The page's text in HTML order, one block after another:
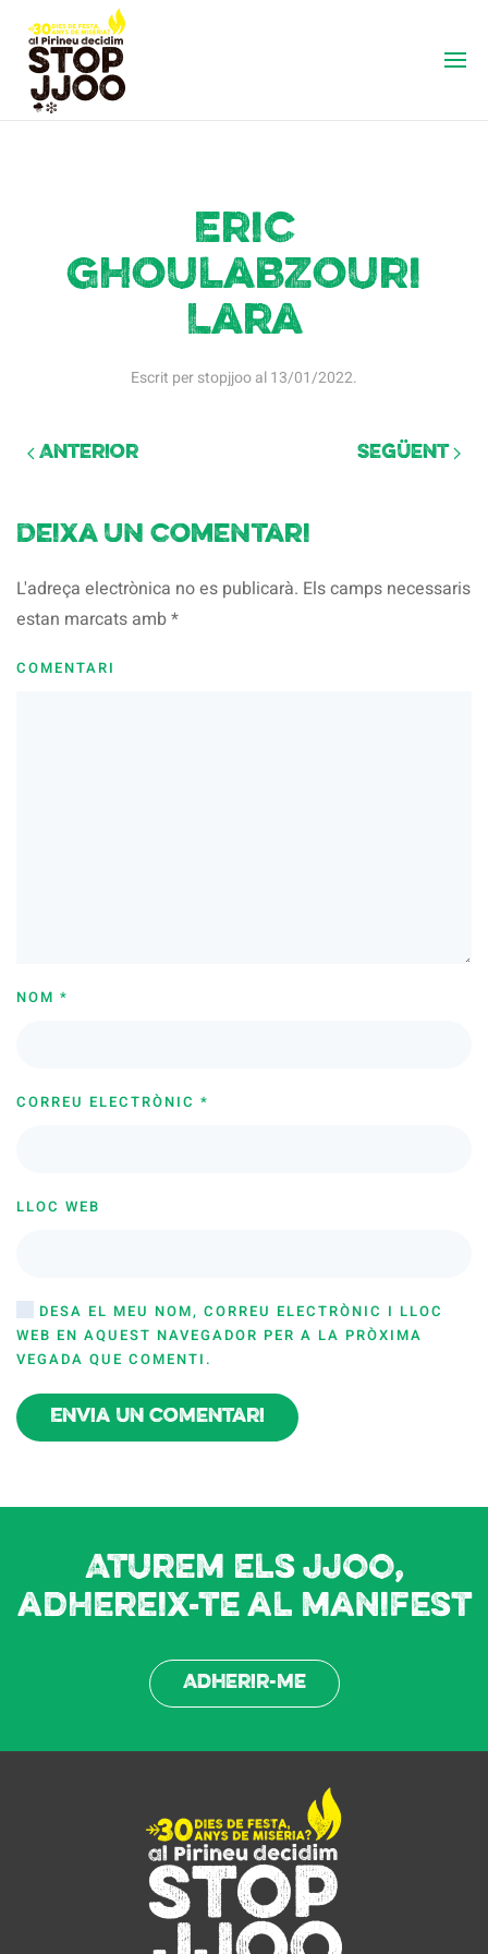
Eric
Ghoulabzouri
Lara
Escrit perstopjjooal13/01/2022.
Anterior Següent
Deixa un comentari
L'adreça electrònica no es publicarà. Els camps necessaris
estan marcats amb*
COMENTARI
NOM *
CORREU ELECTRÒNIC *
LLOC WEB
DESA EL MEU NOM, CORREU ELECTRÒNIC I LLOC
WEB EN AQUEST NAVEGADOR PER A LA PRÒXIMA
VEGADA QUE COMENTI.
Envia un comentari
Aturem els JJOO,
adhereix-te al manifest
Adherir-me